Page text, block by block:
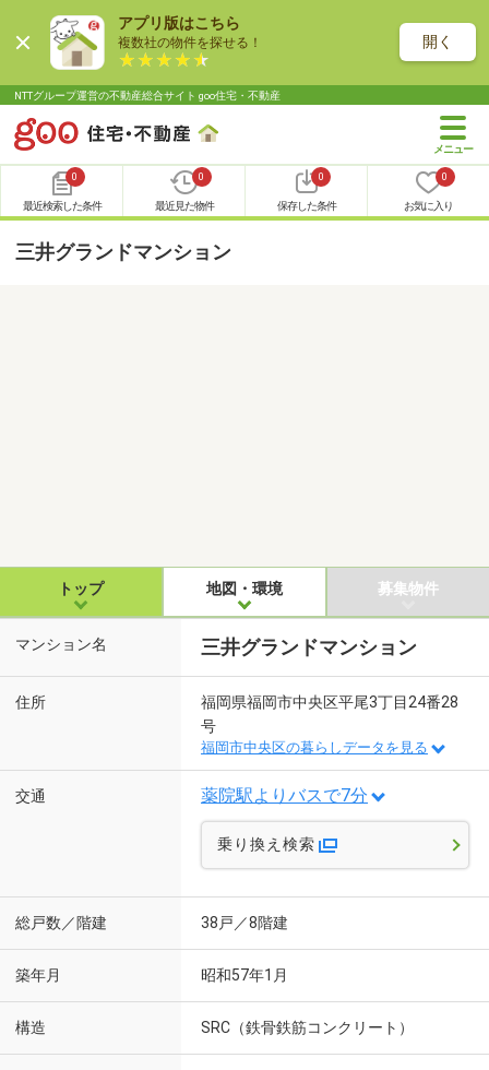
アプリ版はこちら
複数社の物件を探せる！ 開く
NTTグループ運営の不動産総合サイト goo住宅・不動産
0
最近検索した条件
0
最近見た物件
0
保存した条件
0
お気に入り
三井グランドマンション
トップ 地図・環境 募集物件
マンション名 三井グランドマンション
住所
福岡県福岡市中央区平尾3丁目24番28
号
福岡市中央区の暮らしデータを見る
交通 薬院駅よりバスで7分
乗り換え検索
総戸数／階建 38戸／8階建
築年月 昭和57年1月
構造 SRC（鉄骨鉄筋コンクリート）